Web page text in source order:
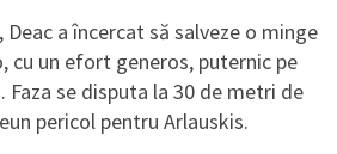
Deac a încercat să salveze o minge
cu un efort generos, puternic pe
Faza se disputa la 30 de metri de
pericol pentru Arlauskis.